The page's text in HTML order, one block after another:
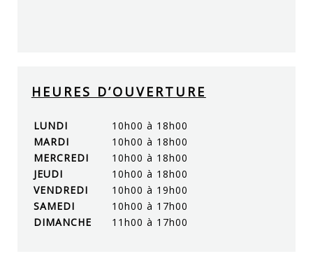
HEURES D’OUVERTURE
LUNDI
10h00 à 18h00
MARDI
10h00 à 18h00
MERCREDI
10h00 à 18h00
JEUDI
10h00 à 18h00
VENDREDI
10h00 à 19h00
SAMEDI
10h00 à 17h00
DIMANCHE
11h00 à 17h00